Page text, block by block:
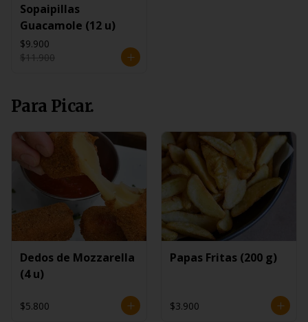
Sopaipillas
Guacamole (12 u)
$9.900
$11.900
Para Picar.
Dedos de Mozzarella
(4 u)
$5.800
Papas Fritas (200 g)
$3.900